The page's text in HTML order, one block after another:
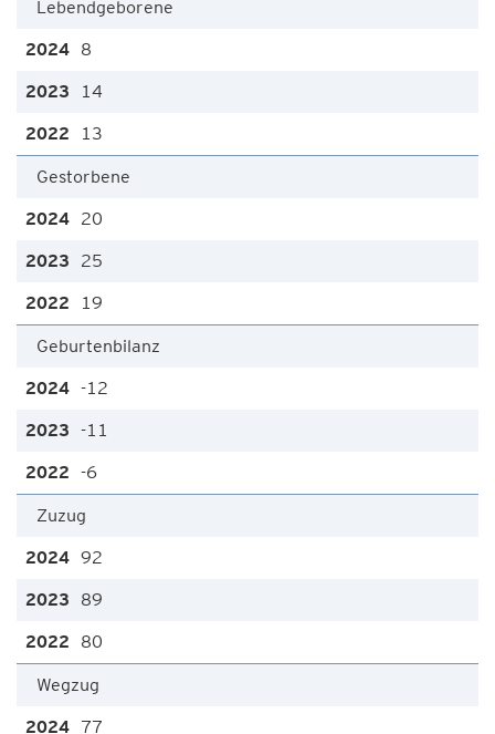
Lebendgeborene
8
14
13
Gestorbene
20
25
19
Geburtenbilanz
-12
-11
-6
Zuzug
92
89
80
Wegzug
77